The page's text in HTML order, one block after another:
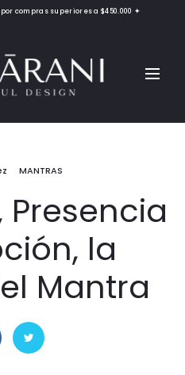
compras superiores a $450.000 ✦
MANTRAS
Presencia
la
Mantra